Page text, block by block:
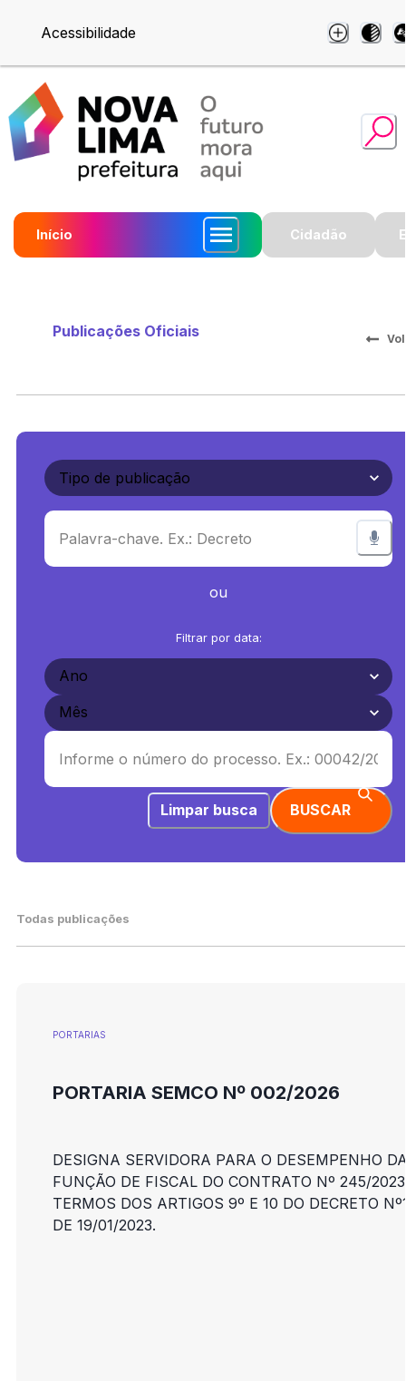
Acessibilidade
Início Cidadão
Publicações Oficiais
ou
Filtrar por data:
Limpar busca BUSCAR
Todas publicações
PORTARIAS
PORTARIA SEMCO Nº 002/2026
DESIGNA SERVIDORA PARA O DESEMPENHO
FUNÇÃO DE FISCAL DO CONTRATO Nº 245/
TERMOS DOS ARTIGOS 9º E 10 DO DECRETO
DE 19/01/2023.